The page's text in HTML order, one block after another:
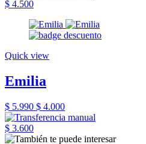
$ 4.500
Quick view
Emilia
$ 5.990 $ 4.000
$ 3.600